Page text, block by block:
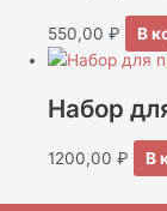
550,00 ₽ В
Набор
1200,00 ₽ В